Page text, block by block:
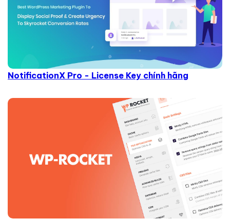
NotificationX Pro - License Key chính hãng